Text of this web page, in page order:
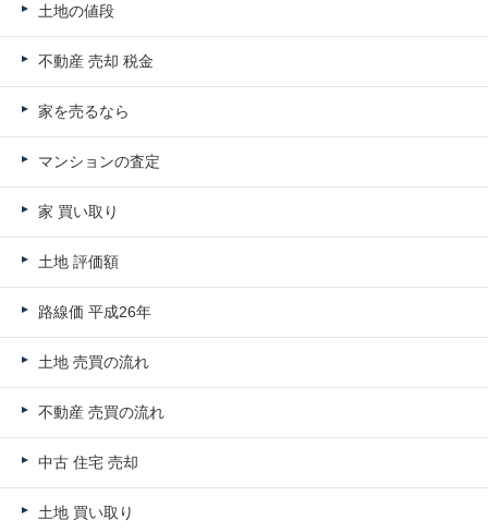
土地の値段
不動産 売却 税金
家を売るなら
マンションの査定
家 買い取り
土地 評価額
路線価 平成26年
土地 売買の流れ
不動産 売買の流れ
中古 住宅 売却
土地 買い取り